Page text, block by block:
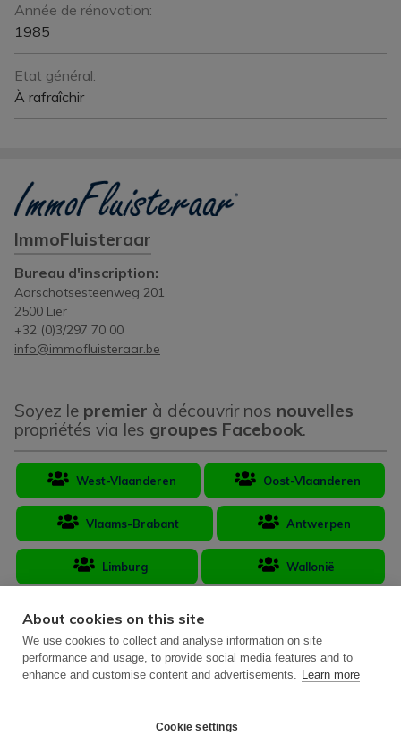
Année de rénovation:
1985
Etat général:
À rafraîchir
ImmoFluisteraar
Bureau d'inscription:
Aarschotsesteenweg 201
2500 Lier
+32 (0)3/297 70 00
info@immofluisteraar.be
Soyez le premier à découvrir nos nouvelles
propriétés via les groupes Facebook.
West-Vlaanderen Oost-Vlaanderen
Vlaams-Brabant Antwerpen
Limburg Wallonië
Courtier immobilier Belgique BIV 502.406 - Numéro d'entreprise BTW-
Luxemburgstraat 16 B, 1000 Bruxelles - Soumis au
About cookies on this site
We use cookies to collect and analyse information on site
performance and usage, to provide social media features and to
enhance and customise content and advertisements. Learn more
Cookie settings